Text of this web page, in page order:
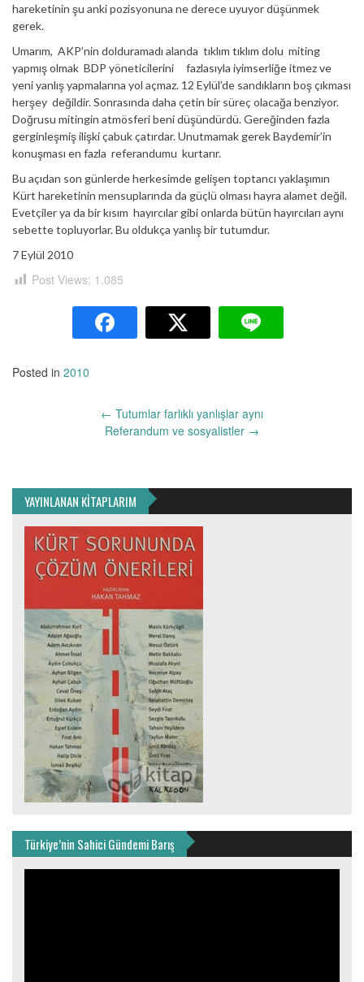
hareketinin şu anki pozisyonuna ne derece uyuyor düşünmek
gerek.
Umarım, AKP’nin dolduramadı alanda tıklım tıklım dolu miting
yapmış olmak BDP yöneticilerini fazlasıyla iyimserliğe itmez ve
yeni yanlış yapmalarına yol açmaz. 12 Eylül’de sandıkların boş çıkması
herşey değildir. Sonrasında daha çetin bir süreç olacağa benziyor.
Doğrusu mitingin atmösferi beni düşündürdü. Gereğinden fazla
gerginleşmiş ilişki çabuk çatırdar. Unutmamak gerek Baydemir’in
konuşması en fazla referandumu kurtarır.
Bu açıdan son günlerde herkesimde gelişen toptancı yaklaşımın
Kürt hareketinin mensuplarında da güçlü olması hayra alamet değil.
Evetçiler ya da bir kısım hayırcılar gibi onlarda bütün hayırcıları aynı
sebette topluyorlar. Bu oldukça yanlış bir tutumdur.
7 Eylül 2010
Post Views: 1.085
Posted in 2010
← Tutumlar farlıklı yanlışlar aynı
Referandum ve sosyalistler →
YAYINLANAN KİTAPLARIM
Türkiye’nin Sahici Gündemi Barış